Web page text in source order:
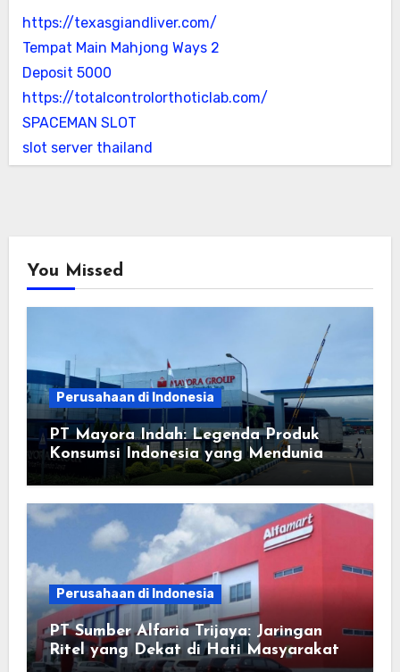
https://texasgiandliver.com/
Tempat Main Mahjong Ways 2
Deposit 5000
https://totalcontrolorthoticlab.com/
SPACEMAN SLOT
slot server thailand
You Missed
Perusahaan di Indonesia
PT Mayora Indah: Legenda Produk
Konsumsi Indonesia yang Mendunia
Perusahaan di Indonesia
PT Sumber Alfaria Trijaya: Jaringan
Ritel yang Dekat di Hati Masyarakat